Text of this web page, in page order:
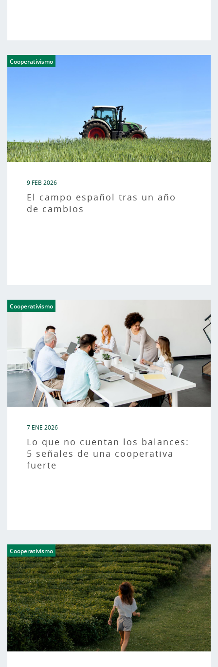
Cooperativismo
9 FEB 2026
El campo español tras un año
de cambios
Cooperativismo
7 ENE 2026
Lo que no cuentan los balances:
5 señales de una cooperativa
fuerte
Cooperativismo